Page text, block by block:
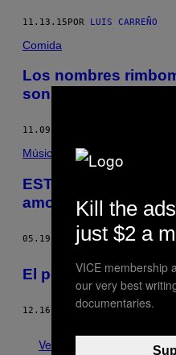
11.13.15POR LUIS CARREÑO
Comida
Los nombres
son un despropósito
11.09.15
Música
ESTRENO: Bomba
amor con su nuevo
05.19.15 PORNOISEY STAFF /
El perro es el mejor
12.16.14 POR OLIVIA
Ver todo
Kill the
just $2 a
VICE membership
our very best
documentaries.